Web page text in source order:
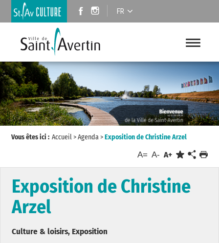
FR
Vous êtes ici : Accueil>Agenda>Exposition de Christine Arzel
A= A- A+
Exposition de Christine
Arzel
Culture & loisirs, Exposition